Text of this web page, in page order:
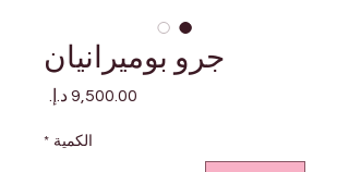
جرو بوميرانيان
الكمية *